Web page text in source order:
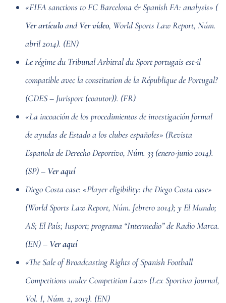
«FIFA sanctions to FC Barcelona & Spanish FA: analysis» (
Ver artículoandVer vídeo, World Sports Law Report, Núm.
abril 2014). (EN)
Le régime du Tribunal Arbitral du Sport portugais est-il
compatible avec la constitution de la République de Portugal?
(CDES – Jurisport (coautor)). (FR)
«La incoación de los procedimientos de investigación formal
de ayudas de Estado a los clubes españoles» (Revista
Española de Derecho Deportivo, Núm. 33 (enero-junio 2014).
(SP) – Ver aquí
Diego Costa case: «Player eligibility: the Diego Costa case»
(World Sports Law Report, Núm. febrero 2014); y El Mundo;
AS; El País; Iusport; programa “Intermedio” de Radio Marca.
(EN) – Ver aquí
«The Sale of Broadcasting Rights of Spanish Football
Competitions under Competition Law» (Lex Sportiva Journal,
Vol. I, Núm. 2, 2013). (EN)